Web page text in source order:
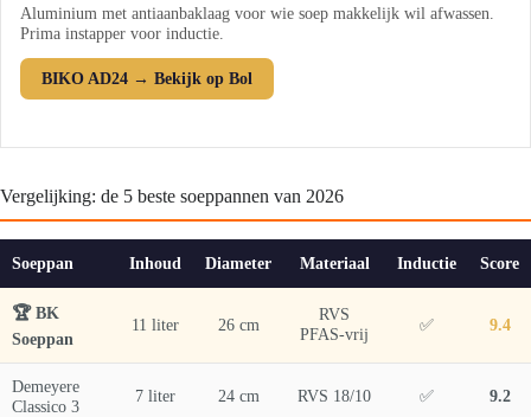
Aluminium met antiaanbaklaag voor wie soep makkelijk wil afwassen.
Prima instapper voor inductie.
BIKO AD24 → Bekijk op Bol
Vergelijking: de 5 beste soeppannen van 2026
Soeppan Inhoud Diameter Materiaal Inductie Score
🏆 BK
Soeppan
11 liter 26 cm
RVS
PFAS-vrij
✅ 9.4
Demeyere
Classico 3
7 liter 24 cm RVS 18/10 ✅ 9.2